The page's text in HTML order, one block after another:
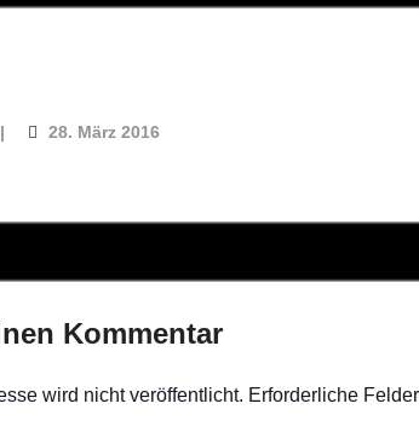
28. März 2016
Kommentar
wird nicht veröffentlicht. Erforderliche